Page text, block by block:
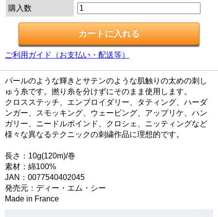
購入数
ご利用ガイド（お支払い・配送等）
パールのような輝きとサテンのような肌触りの太めの刺し
ゅう糸です。撚り糸を分けずにそのまま使用します。
クロスステッチ、エンブロイダリー、タティング、ハーダ
ンガー、スモッキング、ウェービング、アップリケ、ハン
ガリー、ニードルポインド、クロシェ、ニッティングなど
様々な異なるテクニックの刺繍作品に理想的です。
長さ：10g(120m)/巻
素材：綿100%
JAN：0077540402045
発売元：ディー・エム・シー
Made in France